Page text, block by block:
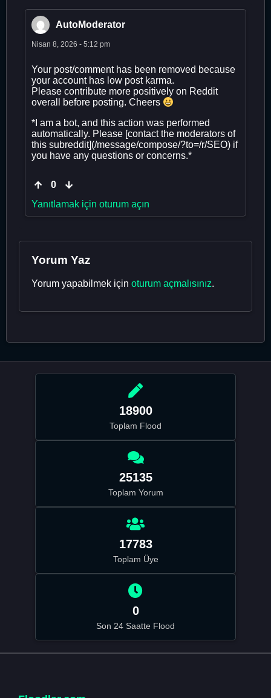
AutoModerator
Nisan 8, 2026 - 5:12 pm
Your post/comment has been removed because
your account has low post karma.
Please contribute more positively on Reddit
overall before posting. Cheers
*I am a bot, and this action was performed
automatically. Please [contact the moderators of
this subreddit](/message/compose/?to=/r/SEO) if
you have any questions or concerns.*
0
Yanıtlamak için oturum açın
Yorum Yaz
Yorum yapabilmek için oturum açmalısınız.
18900
Toplam Flood
25135
Toplam Yorum
17783
Toplam Üye
0
Son 24 Saatte Flood